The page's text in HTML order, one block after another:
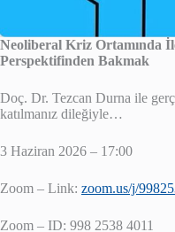
Neoliberal Kriz Ortamında
Perspektifinden Bakmak
Doç. Dr. Tezcan Durna ile
katılmanız dileğiyle…
3 Haziran 2026 – 17:00
Zoom – Link: zoom.us/j/
Zoom – ID: 998 2538 4011